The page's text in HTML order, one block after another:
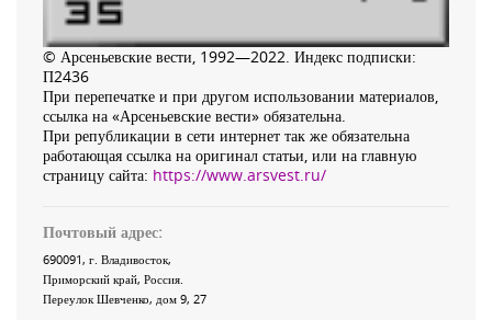
© Арсеньевские вести, 1992—2022. Индекс подписки:
П2436
При перепечатке и при другом использовании материалов,
ссылка на «Арсеньевские вести» обязательна.
При републикации в сети интернет так же обязательна
работающая ссылка на оригинал статьи, или на главную
страницу сайта: https://www.arsvest.ru/
Почтовый адрес:
690091, г. Владивосток,
Приморский край, Россия
Переулок Шевченко, дом 9, 27